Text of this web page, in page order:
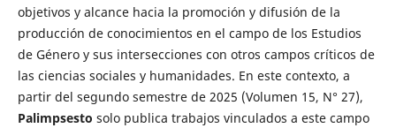
objetivos y alcance hacia la promoción y difusión de la
producción de conocimientos en el campo de los Estudios
de Género y sus intersecciones con otros campos críticos de
las ciencias sociales y humanidades. En este contexto, a
partir del segundo semestre de 2025 (Volumen 15, N° 27),
Palimpsesto solo publica trabajos vinculados a este campo